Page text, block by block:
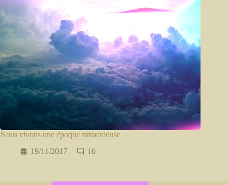
Nous vivons une époque miraculeuse
19/11/2017
10